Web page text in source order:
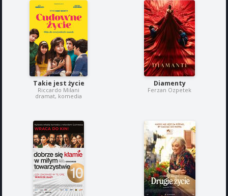
Takie jest życie
Riccardo Milani
dramat, komedia
Diamenty
Ferzan Ozpetek